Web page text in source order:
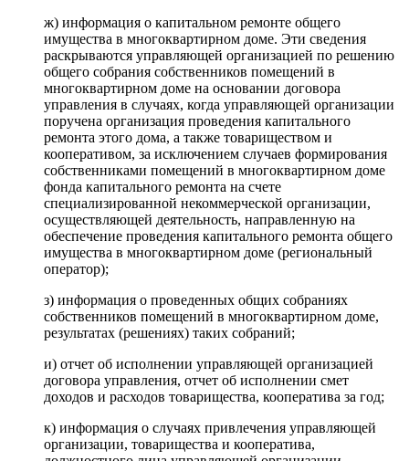
ж) информация о капитальном ремонте общего
имущества в многоквартирном доме. Эти сведения
раскрываются управляющей организацией по решению
общего собрания собственников помещений в
многоквартирном доме на основании договора
управления в случаях, когда управляющей организации
поручена организация проведения капитального
ремонта этого дома, а также товариществом и
кооперативом, за исключением случаев формирования
собственниками помещений в многоквартирном доме
фонда капитального ремонта на счете
специализированной некоммерческой организации,
осуществляющей деятельность, направленную на
обеспечение проведения капитального ремонта общего
имущества в многоквартирном доме (региональный
оператор);
з) информация о проведенных общих собраниях
собственников помещений в многоквартирном доме,
результатах (решениях) таких собраний;
и) отчет об исполнении управляющей организацией
договора управления, отчет об исполнении смет
доходов и расходов товарищества, кооператива за год;
к) информация о случаях привлечения управляющей
организации, товарищества и кооператива,